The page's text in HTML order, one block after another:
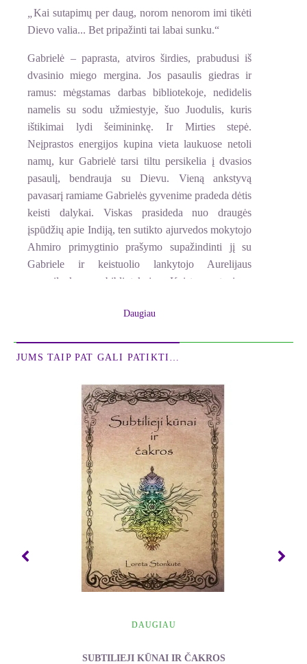
Kai sutapimų per daug, norom nenorom imi tikėti
Dievo valia... Bet pripažinti tai labai sunku.“
Gabrielė – paprasta, atviros širdies, prabudusi iš
dvasinio miego mergina. Jos pasaulis giedras ir
ramus: mėgstamas darbas bibliotekoje, nedidelis
namelis su sodu užmiestyje, šuo Juodulis, kuris
ištikimai lydi šeimininkę. Ir Mirties stepė.
Neįprastos energijos kupina vieta laukuose netoli
namų, kur Gabrielė tarsi tiltu persikelia į dvasios
pasaulį, bendrauja su Dievu. Vieną ankstyvą
pavasarį ramiame Gabrielės gyvenime pradeda dėtis
keisti dalykai. Viskas prasideda nuo draugės
įspūdžių apie Indiją, ten sutikto ajurvedos mokytojo
Ahmiro primygtinio prašymo supažindinti jį su
Gabriele ir keistuolio lankytojo Aurelijaus
apsilankymo bibliotekoje. Keistų sutapimų,
atsikvėpti Gabrielei. Gyvenimas verčiasi aukštyn
platesniems dievoieškos keliams. Dėmesį
prikaustanti, nelyg vienu atsikvėpimu parašyta
istorija neleidžia nuobodžiauti iki paskutiniosios
eilutės. Ar išsipildys Gabrielės troškimas mylėti ir
būti mylimai, rasti savąjį žmogų? Kokios išminties
jai teks pasisemti Indijos ašramuose? Kuo baigsis
naujųjų bičiulių sumanymas Mirties stepėje pastatyti
neįprastą statinį? Tai istorija, kurią reikia skaityti
širdimi, istorija apie kiekvieną iš mūsų, ištroškusį
tyros, nesavanaudiškos Meilės, ieškantį atsakymų į
svarbiausius būties klausimus ir neatsistebintį,
kokiame tobulame Kūrėjo žaidime dalyvaujame...
Juk kasdien gauni nurodymus tiesiai į savo širdį.
Daugiau
JUMS TAIP PAT GALI PATIKTI…
DAUGIAU
SUBTILIEJI KŪNAI IR ČAKROS